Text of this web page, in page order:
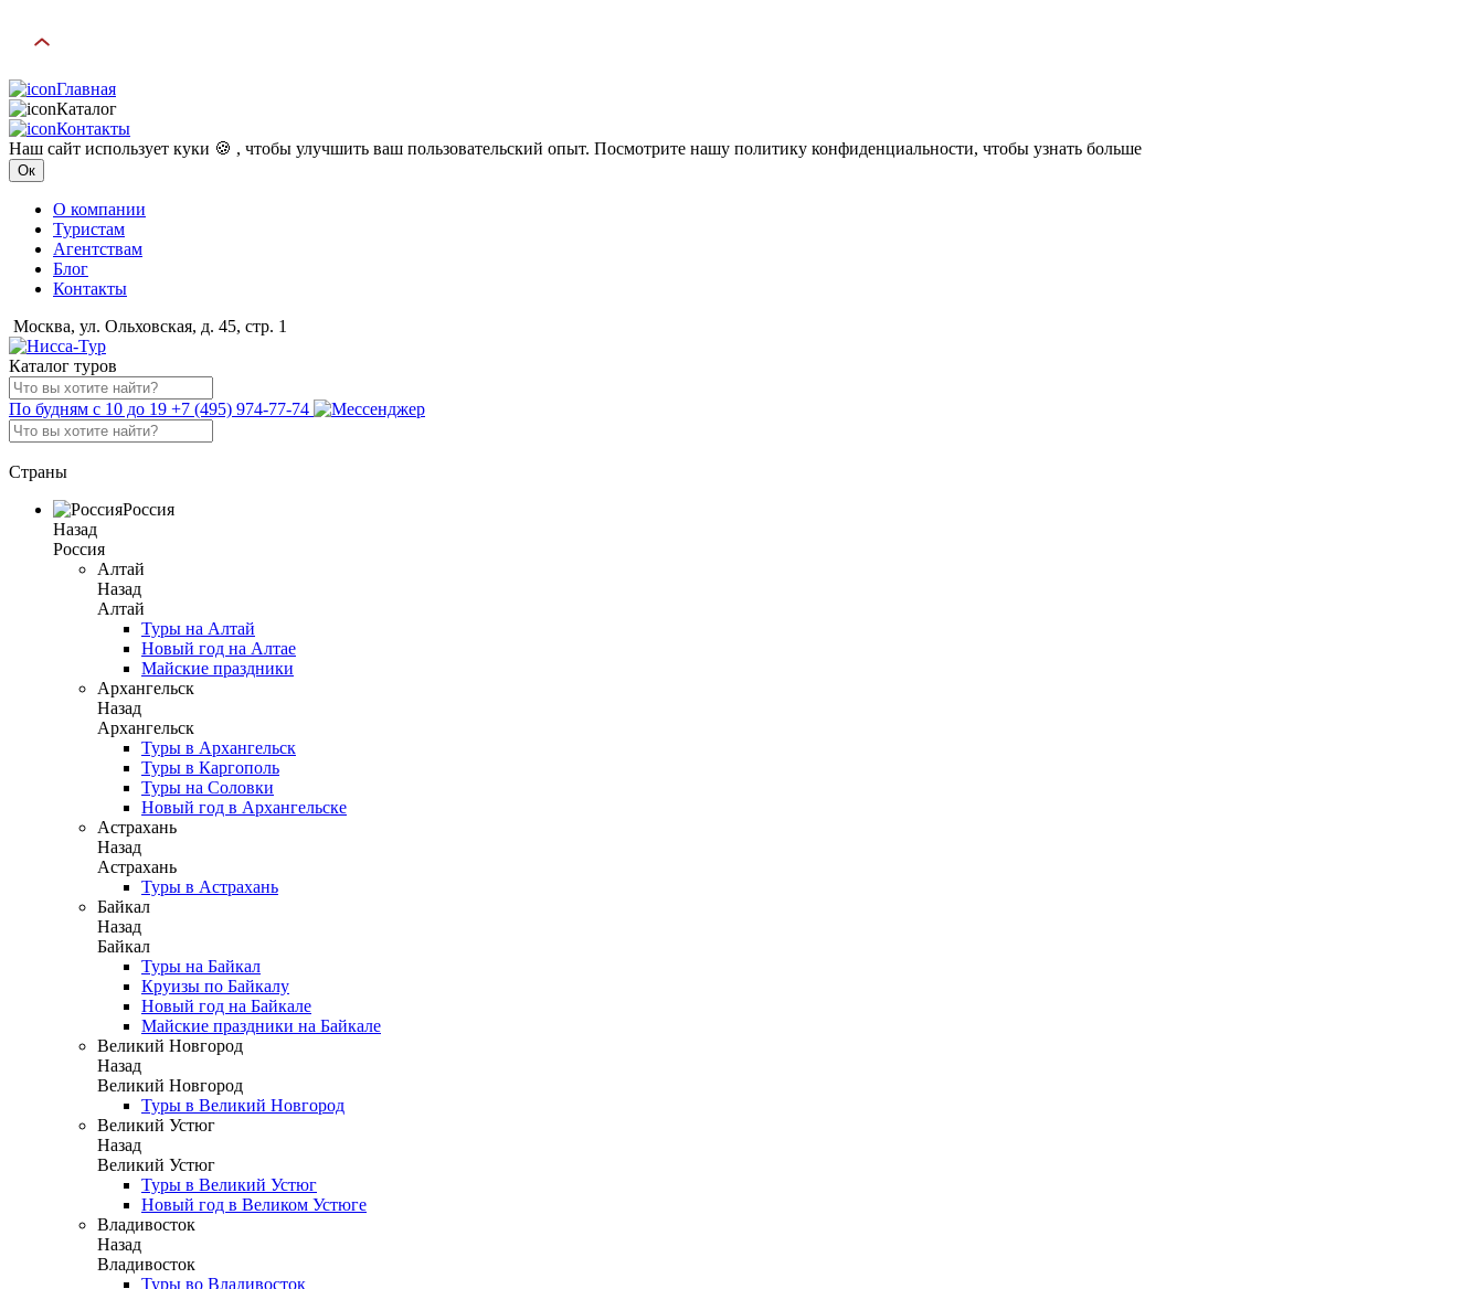
Главная
Каталог
Контакты
Наш сайт использует куки 🍪 , чтобы улучшить ваш пользовательский опыт. Посмотрите нашу политику конфиденциальности, чтобы узнать больше
Ок
О компании
Туристам
Агентствам
Блог
Контакты
Москва, ул. Ольховская, д. 45, стр. 1
Каталог туров
По будням с 10 до 19 +7 (495) 974-77-74
Страны
Россия
Назад
Россия
Алтай
Назад
Алтай
Туры на Алтай
Новый год на Алтае
Майские праздники
Архангельск
Назад
Архангельск
Туры в Архангельск
Туры в Каргополь
Туры на Соловки
Новый год в Архангельске
Астрахань
Назад
Астрахань
Туры в Астрахань
Байкал
Назад
Байкал
Туры на Байкал
Круизы по Байкалу
Новый год на Байкале
Майские праздники на Байкале
Великий Новгород
Назад
Великий Новгород
Туры в Великий Новгород
Великий Устюг
Назад
Великий Устюг
Туры в Великий Устюг
Новый год в Великом Устюге
Владивосток
Назад
Владивосток
Туры во Владивосток